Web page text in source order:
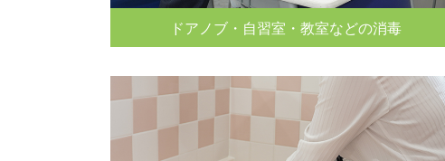
ドアノブ・自習室・教室などの消毒